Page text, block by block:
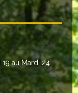
au Mardi 24